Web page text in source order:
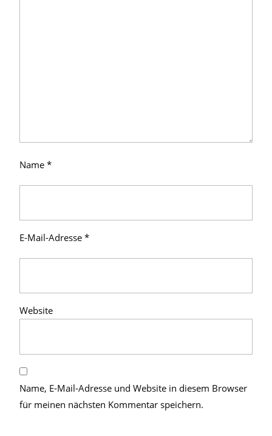
Name *
E-Mail-Adresse *
Website
Name, E-Mail-Adresse und Website in diesem Browser
für meinen nächsten Kommentar speichern.